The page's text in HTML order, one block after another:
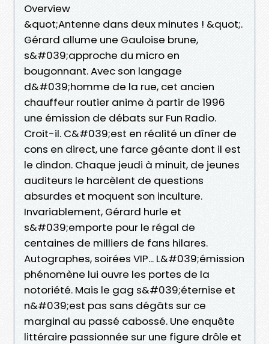
Overview
&quot;Antenne dans deux minutes ! &quot;.
Gérard allume une Gauloise brune,
s&#039;approche du micro en
bougonnant. Avec son langage
d&#039;homme de la rue, cet ancien
chauffeur routier anime à partir de 1996
une émission de débats sur Fun Radio.
Croit-il. C&#039;est en réalité un dîner de
cons en direct, une farce géante dont il est
le dindon. Chaque jeudi à minuit, de jeunes
auditeurs le harcèlent de questions
absurdes et moquent son inculture.
Invariablement, Gérard hurle et
s&#039;emporte pour le régal de
centaines de milliers de fans hilares.
Autographes, soirées VIP... L&#039;émission
phénomène lui ouvre les portes de la
notoriété. Mais le gag s&#039;éternise et
n&#039;est pas sans dégâts sur ce
marginal au passé cabossé. Une enquête
littéraire passionnée sur une figure drôle et